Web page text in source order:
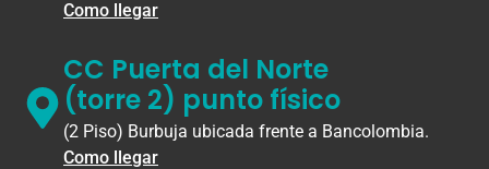
Como llegar
CC Puerta del Norte
(torre 2) punto físico
(2 Piso) Burbuja ubicada frente a Bancolombia.
Como llegar